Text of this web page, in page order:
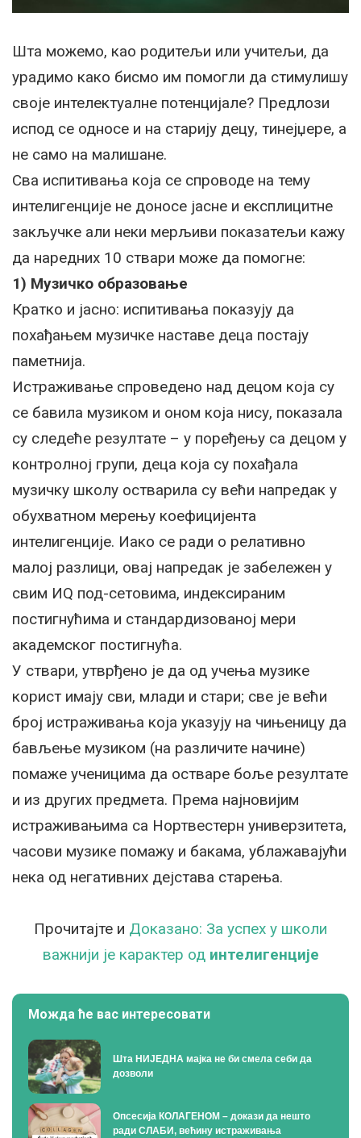
Шта можемо, као родитељи или учитељи, да
урадимо како бисмо им помогли да стимулишу
своје интелектуалне потенцијале? Предлози
испод се односе и на старију децу, тинејџере, а
не само на малишане.
Сва испитивања која се спроводе на тему
интелигенције не доносе јасне и експлицитне
закључке али неки мерљиви показатељи кажу
да наредних 10 ствари може да помогне:
1) Музичко образовање
Кратко и јасно: испитивања показују да
похађањем музичке наставе деца постају
паметнија.
Истраживање спроведено над децом која су
се бавила музиком и оном која нису, показала
су следеће резултате – у поређењу са децом у
контролној групи, деца која су похађала
музичку школу остварила су већи напредак у
обухватном мерењу коефицијента
интелигенције. Иако се ради о релативно
малој разлици, овај напредак је забележен у
свим ИQ под-сетовима, индексираним
постигнућима и стандардизованој мери
академског постигнућа.
У ствари, утврђено је да од учења музике
корист имају сви, млади и стари; све је већи
број истраживања која указују на чињеницу да
бављење музиком (на различите начине)
помаже ученицима да остваре боље резултате
и из других предмета. Према најновијим
истраживањима са Нортвестерн универзитета,
часови музике помажу и бакама, ублажавајући
нека од негативних дејстава старења.
Прочитајте и Доказано: За успех у школи
важнији је карактер од интелигенције
Можда ће вас интересовати
Шта НИЈЕДНА мајка не би смела себи да
дозволи
Опсесија КОЛАГЕНОМ – докази да нешто
ради СЛАБИ, већину истраживања